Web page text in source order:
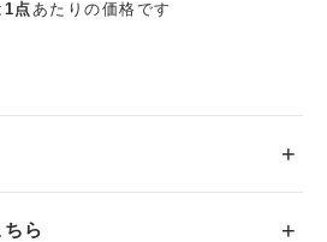
1点あたりの価格です
ら